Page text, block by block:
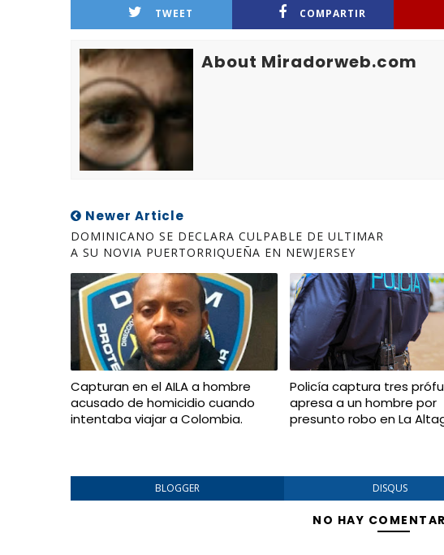
TWEET COMPARTIR
About Miradorweb.com
Newer Article
DOMINICANO SE DECLARA CULPABLE DE ULTIMAR
A SU NOVIA PUERTORRIQUEÑA EN NEWJERSEY
Capturan en el AILA a hombre
acusado de homicidio cuando
intentaba viajar a Colombia.
Policía captura tres
apresa a un hombre por
presunto robo en La
BLOGGER DISQUS
NO HAY